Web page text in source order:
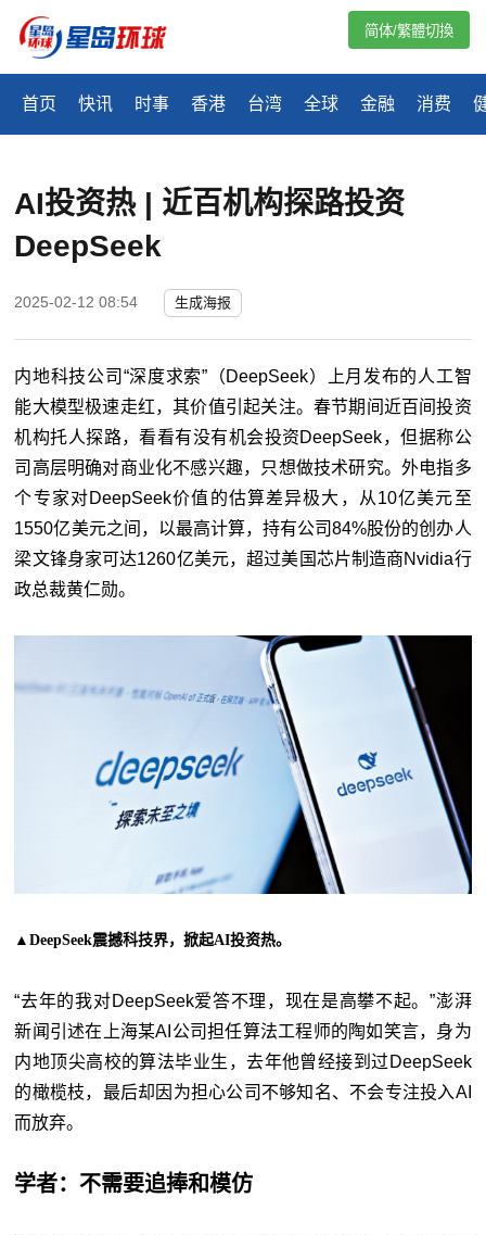
首页 快讯 时事 香港 台湾 全球 金融 消费
简体/繁體切換
AI投资热 | 近百机构探路投资
DeepSeek
2025-02-12 08:54 生成海报
内地科技公司“深度求索”（DeepSeek）上月发布的人工智
能大模型极速走红，其价值引起关注。春节期间近百间投资
机构托人探路，看看有没有机会投资DeepSeek，但据称公
司高层明确对商业化不感兴趣，只想做技术研究。外电指多
个专家对DeepSeek价值的估算差异极大，从10亿美元至
1550亿美元之间，以最高计算，持有公司84%股份的创办人
梁文锋身家可达1260亿美元，超过美国芯片制造商Nvidia行
政总裁黄仁勋。
▲DeepSeek震撼科技界，掀起AI投资热。
“去年的我对DeepSeek爱答不理，现在是高攀不起。”澎湃
新闻引述在上海某AI公司担任算法工程师的陶如笑言，身为
内地顶尖高校的算法毕业生，去年他曾经接到过DeepSeek
的橄榄枝，最后却因为担心公司不够知名、不会专注投入AI
而放弃。
学者：不需要追捧和模仿